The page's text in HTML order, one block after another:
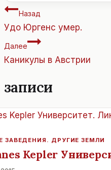
Навигация
по
записям
Назад
Удо Юргенс умер.
Далее
Каникулы в Австрии
ЗАВЕДЕНИЯ. ДРУГИЕ ЗЕМЛИ
Kepler